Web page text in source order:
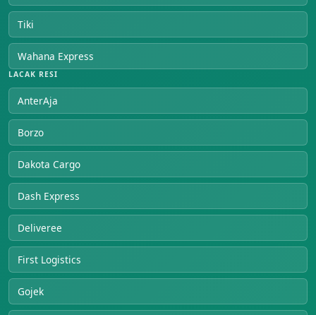
Tiki
Wahana Express
LACAK RESI
AnterAja
Borzo
Dakota Cargo
Dash Express
Deliveree
First Logistics
Gojek